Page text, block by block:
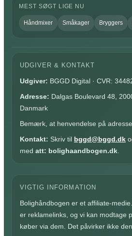
MEST SØGT LIGE NU
Håndmixer Småkager Bryggers
UDGIVER & KONTAKT
Udgiver: BGGD Digital · CVR:
Adresse: Dalgas Boulevard 48,
Danmark
Bemærk, at henvendelse på
Kontakt: Skriv til bggd@bggd.dk
med att: bolighaandbogen.dk
VIGTIG INFORMATION
Bolighåndbogen er et affiliate-
er reklamelinks, og vi kan modtage
køber via dem. Det påvirker ikke